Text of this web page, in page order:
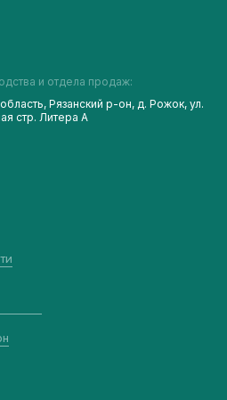
и отдела продаж:
Рязанский р-он, д. Рожок, ул.
стр. Литера А